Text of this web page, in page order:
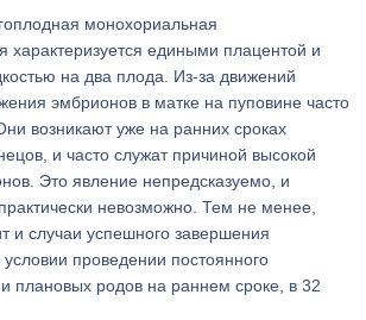
монохориальная
характеризуется едиными плацентой и
на два плода. Из-за движений
эмбрионов в матке на пуповине часто
возникают уже на ранних сроках
и часто служат причиной высокой
Это явление непредсказуемо, и
невозможно. Тем не менее,
и случаи успешного завершения
проведении постоянного
плановых родов на раннем сроке, в 32